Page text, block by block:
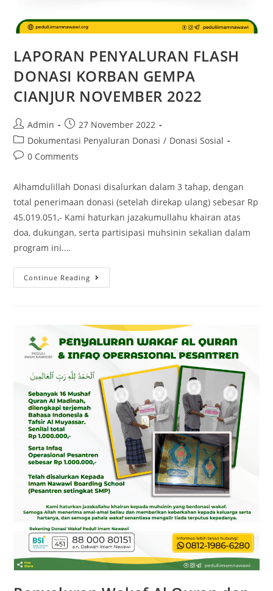
LAPORAN PENYALURAN FLASH
DONASI KORBAN GEMPA
CIANJUR NOVEMBER 2022
Admin
27 November 2022
Dokumentasi Penyaluran Donasi / Donasi Sosial
0 Comments
Alhamdulillah Donasi disalurkan dalam 3 tahap, dengan
total penerimaan donasi (setelah direkap ulang) sebesar Rp
45.019.051,- Kami haturkan jazakumullahu khairan atas
doa, dukungan, serta partisipasi muhsinin sekalian dalam
program ini.…
Continue Reading